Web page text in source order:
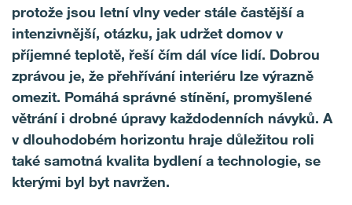
protože jsou letní vlny veder stále častější a
intenzivnější, otázku, jak udržet domov v
příjemné teplotě, řeší čím dál více lidí. Dobrou
zprávou je, že přehřívání interiéru lze výrazně
omezit. Pomáhá správné stínění, promyšlené
větrání i drobné úpravy každodenních návyků. A
v dlouhodobém horizontu hraje důležitou roli
také samotná kvalita bydlení a technologie, se
kterými byl byt navržen.